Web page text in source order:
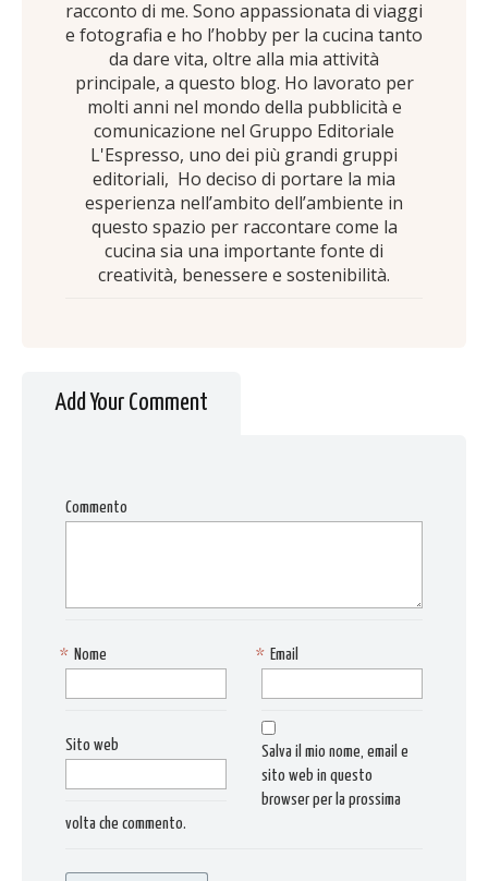
racconto di me. Sono appassionata di viaggi
e fotografia e ho l’hobby per la cucina tanto
da dare vita, oltre alla mia attività
principale, a questo blog. Ho lavorato per
molti anni nel mondo della pubblicità e
comunicazione nel Gruppo Editoriale
L'Espresso, uno dei più grandi gruppi
editoriali, Ho deciso di portare la mia
esperienza nell’ambito dell’ambiente in
questo spazio per raccontare come la
cucina sia una importante fonte di
creatività, benessere e sostenibilità.
Add Your Comment
Commento
Nome
* Email
*
Sito web
Salva il mio nome, email e
sito web in questo
browser per la prossima
volta che commento.